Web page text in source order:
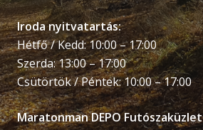
Iroda nyitvatartás:
Hétfő / Kedd: 10:00 – 17:00
Szerda: 13:00 – 17:00
Csütörtök / Péntek: 10:00 – 17:00
Maratonman DEPO Futószaküzlet